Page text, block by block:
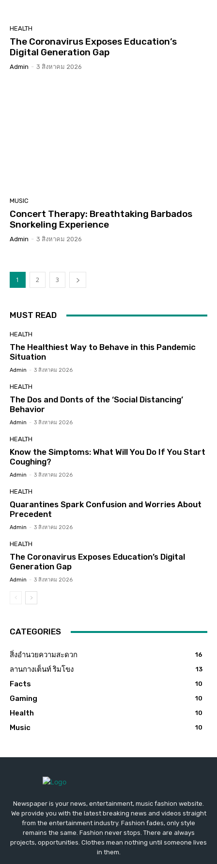
HEALTH
The Coronavirus Exposes Education’s
Digital Generation Gap
Admin - 3 สิงหาคม 2026
MUSIC
Concert Therapy: Breathtaking Barbados
Snorkeling Experience
Admin - 3 สิงหาคม 2026
1 2 3
MUST READ
HEALTH
The Healthiest Way to Behave in this Pandemic
Situation
Admin - 3 สิงหาคม 2026
HEALTH
The Dos and Donts of the ‘Social Distancing’
Behavior
Admin - 3 สิงหาคม 2026
HEALTH
Know the Simptoms: What Will You Do If You Start
Coughing?
Admin - 3 สิงหาคม 2026
HEALTH
Quarantines Spark Confusion and Worries About
Precedent
Admin - 3 สิงหาคม 2026
HEALTH
The Coronavirus Exposes Education’s Digital
Generation Gap
Admin - 3 สิงหาคม 2026
CATEGORIES
สิ่งอำนวยความสะดวก 16
ลานกางเต็นท์ ริมโขง 13
Facts 10
Gaming 10
Health 10
Music 10
Newspaper is your news, entertainment, music fashion website.
We provide you with the latest breaking news and videos straight
from the entertainment industry. Fashion fades, only style
remains the same. Fashion never stops. There are always
projects, opportunities. Clothes mean nothing until someone lives
in them.